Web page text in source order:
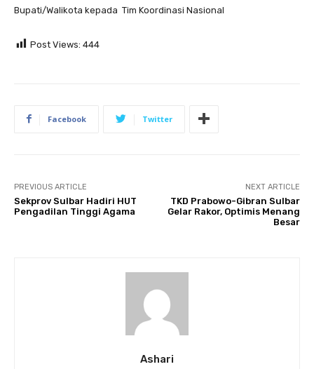
Bupati/Walikota kepada Tim Koordinasi Nasional
Post Views: 444
Facebook Twitter
PREVIOUS ARTICLE
Sekprov Sulbar Hadiri HUT
Pengadilan Tinggi Agama
NEXT ARTICLE
TKD Prabowo-Gibran Sulbar
Gelar Rakor, Optimis Menang
Besar
Ashari